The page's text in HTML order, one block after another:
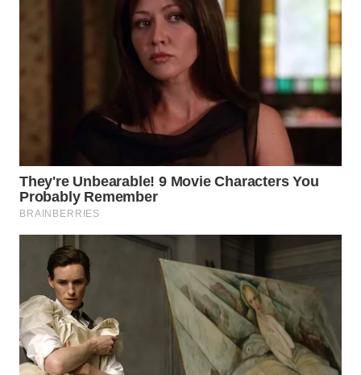
LABUHANBATU
WN DELI
SERDANG
WN
TINGGI
WN
PAKPAK
WN
KARAWANG